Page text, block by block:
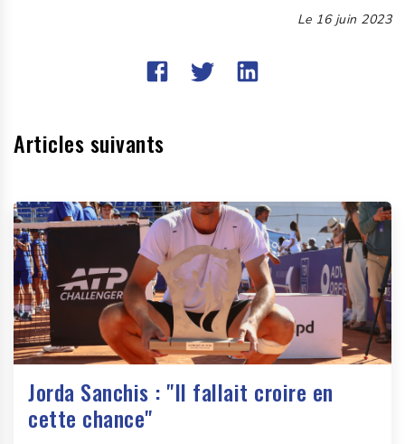
Le 16 juin 2023
Articles suivants
Jorda Sanchis : "Il fallait croire en
cette chance"